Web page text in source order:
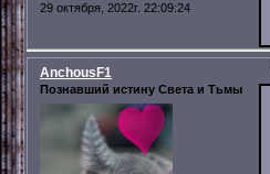
29 октября, 2022г. 22:09:24
AnchousF1
Познавший истину Света и Тьмы